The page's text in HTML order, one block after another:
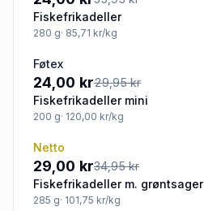
Fiskefrikadeller
280 g· 85,71 kr/kg
-20%
Føtex
24,00 kr29,95 kr
Fiskefrikadeller mini
200 g· 120,00 kr/kg
-17%
Netto
29,00 kr34,95 kr
Fiskefrikadeller m. grøntsager
285 g· 101,75 kr/kg